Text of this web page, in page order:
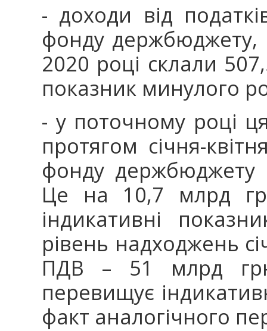
- доходи від
фонду держбюджету,
2020 році склали
показник минулого
- у поточному році
протягом січня-
фонду
Це на 10,7 млрд
індикативні
рівень надходжень
ПДВ – 51 млрд
перевищує
факт аналогічного